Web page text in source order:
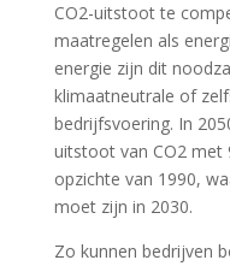
CO2-uitstoot te
maatregelen als
energie zijn dit
klimaatneutrale of
bedrijfsvoering. In
uitstoot van CO2 met
opzichte van 1990,
moet zijn in 2030.
Zo kunnen bedrijven